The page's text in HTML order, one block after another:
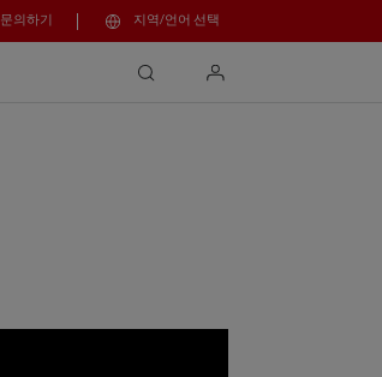
문의하기 지역/언어 선택